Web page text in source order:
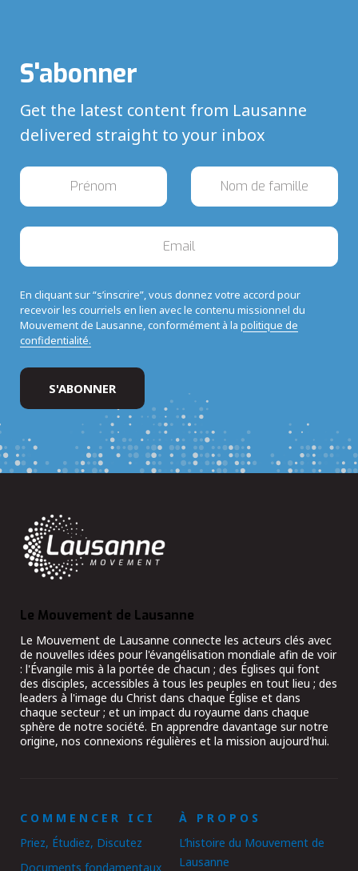
S'abonner
Get the latest content from Lausanne
delivered straight to your inbox
En cliquant sur “s’inscrire”, vous donnez votre accord pour
recevoir les courriels en lien avec le contenu missionnel du
Mouvement de Lausanne, conformément à la politique de
confidentialité.
Le Mouvement de Lausanne
Le Mouvement de Lausanne connecte les acteurs clés avec
de nouvelles idées pour l'évangélisation mondiale afin de voir
: l'Évangile mis à la portée de chacun ; des Églises qui font
des disciples, accessibles à tous les peuples en tout lieu ; des
leaders à l'image du Christ dans chaque Église et dans
chaque secteur ; et un impact du royaume dans chaque
sphère de notre société. En apprendre davantage sur notre
origine, nos connexions régulières et la mission aujourd'hui.
COMMENCER ICI
Priez, Étudiez, Discutez
Documents fondamentaux
À PROPOS
L’histoire du Mouvement de
Lausanne